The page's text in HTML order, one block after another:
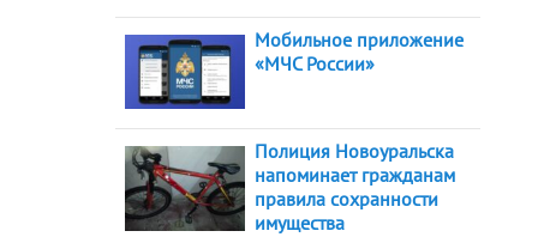
Мобильное приложение
«МЧС России»
Полиция Новоуральска
напоминает гражданам
правила сохранности
имущества